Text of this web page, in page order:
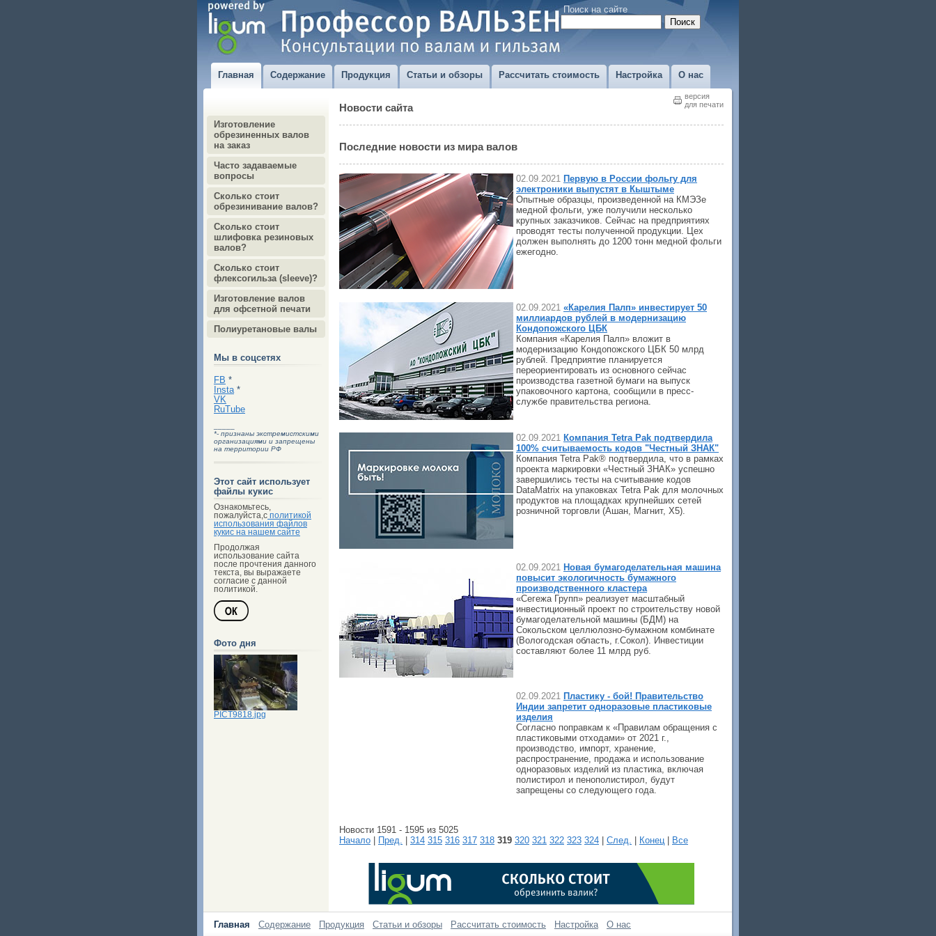
Поиск на сайте
Главная Содержание Продукция Статьи и обзоры Рассчитать стоимость Настройка О нас
Изготовление
обрезиненных валов
на заказ
Часто задаваемые
вопросы
Сколько стоит
обрезинивание валов?
Сколько стоит
шлифовка резиновых
валов?
Сколько стоит
флексогильза (sleeve)?
Изготовление валов
для офсетной печати
Полиуретановые валы
Мы в соцсетях
FB *
Insta *
VK
RuTube
*- признаны экстремистскими
организациями и запрещены
на территории РФ
Этот сайт использует
файлы кукис
Ознакомьтесь,
пожалуйста,с политикой
использования файлов
кукис на нашем сайте
Продолжая
использование сайта
после прочтения данного
текста, вы выражаете
согласие с данной
политикой.
Фото дня
PICT9818.jpg
версия
для печати
Новости сайта
Последние новости из мира валов
02.09.2021 Первую в России фольгу для
электроники выпустят в Кыштыме
Опытные образцы, произведенной на КМЭЗе
медной фольги, уже получили несколько
крупных заказчиков. Сейчас на предприятиях
проводят тесты полученной продукции. Цех
должен выполнять до 1200 тонн медной фольги
ежегодно.
02.09.2021 «Карелия Палп» инвестирует 50
миллиардов рублей в модернизацию
Кондопожского ЦБК
Компания «Карелия Палп» вложит в
модернизацию Кондопожского ЦБК 50 млрд
рублей. Предприятие планируется
переориентировать из основного сейчас
производства газетной бумаги на выпуск
упаковочного картона, сообщили в пресс-
службе правительства региона.
02.09.2021 Компания Tetra Pak подтвердила
100% считываемость кодов "Честный ЗНАК"
Компания Tetra Pak® подтвердила, что в рамках
проекта маркировки «Честный ЗНАК» успешно
завершились тесты на считывание кодов
DataMatrix на упаковках Tetra Pak для молочных
продуктов на площадках крупнейших сетей
розничной торговли (Ашан, Магнит, X5).
02.09.2021 Новая бумагоделательная машина
повысит экологичность бумажного
производственного кластера
«Сегежа Групп» реализует масштабный
инвестиционный проект по строительству новой
бумагоделательной машины (БДМ) на
Сокольском целлюлозно-бумажном комбинате
(Вологодская область, г.Сокол). Инвестиции
составляют более 11 млрд руб.
02.09.2021 Пластику - бой! Правительство
Индии запретит одноразовые пластиковые
изделия
Согласно поправкам к «Правилам обращения с
пластиковыми отходами» от 2021 г.,
производство, импорт, хранение,
распространение, продажа и использование
одноразовых изделий из пластика, включая
полистирол и пенополистирол, будут
запрещены со следующего года.
Новости 1591 - 1595 из 5025
Начало
Пред. 314 315 316 317 318 319 320 321 322 323 324 След. Конец Все
Главная Содержание Продукция Статьи и обзоры Рассчитать стоимость Настройка О нас